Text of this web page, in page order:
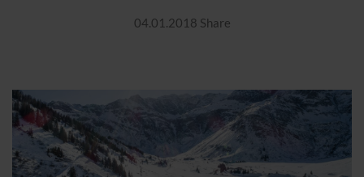
04.01.2018 Share